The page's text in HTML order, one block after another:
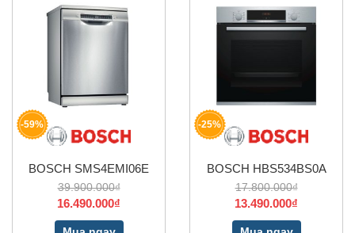
-59%
BOSCH SMS4EMI06E
39.900.000₫
16.490.000₫
-25%
BOSCH HBS534BS0A
17.800.000₫
13.490.000₫